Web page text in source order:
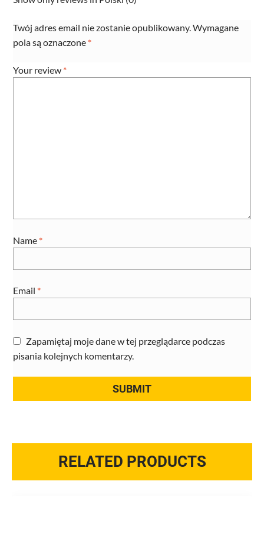
Twój adres email nie zostanie opublikowany. Wymagane
pola są oznaczone *
Your review *
Name *
Email *
Zapamiętaj moje dane w tej przeglądarce podczas
pisania kolejnych komentarzy.
RELATED PRODUCTS